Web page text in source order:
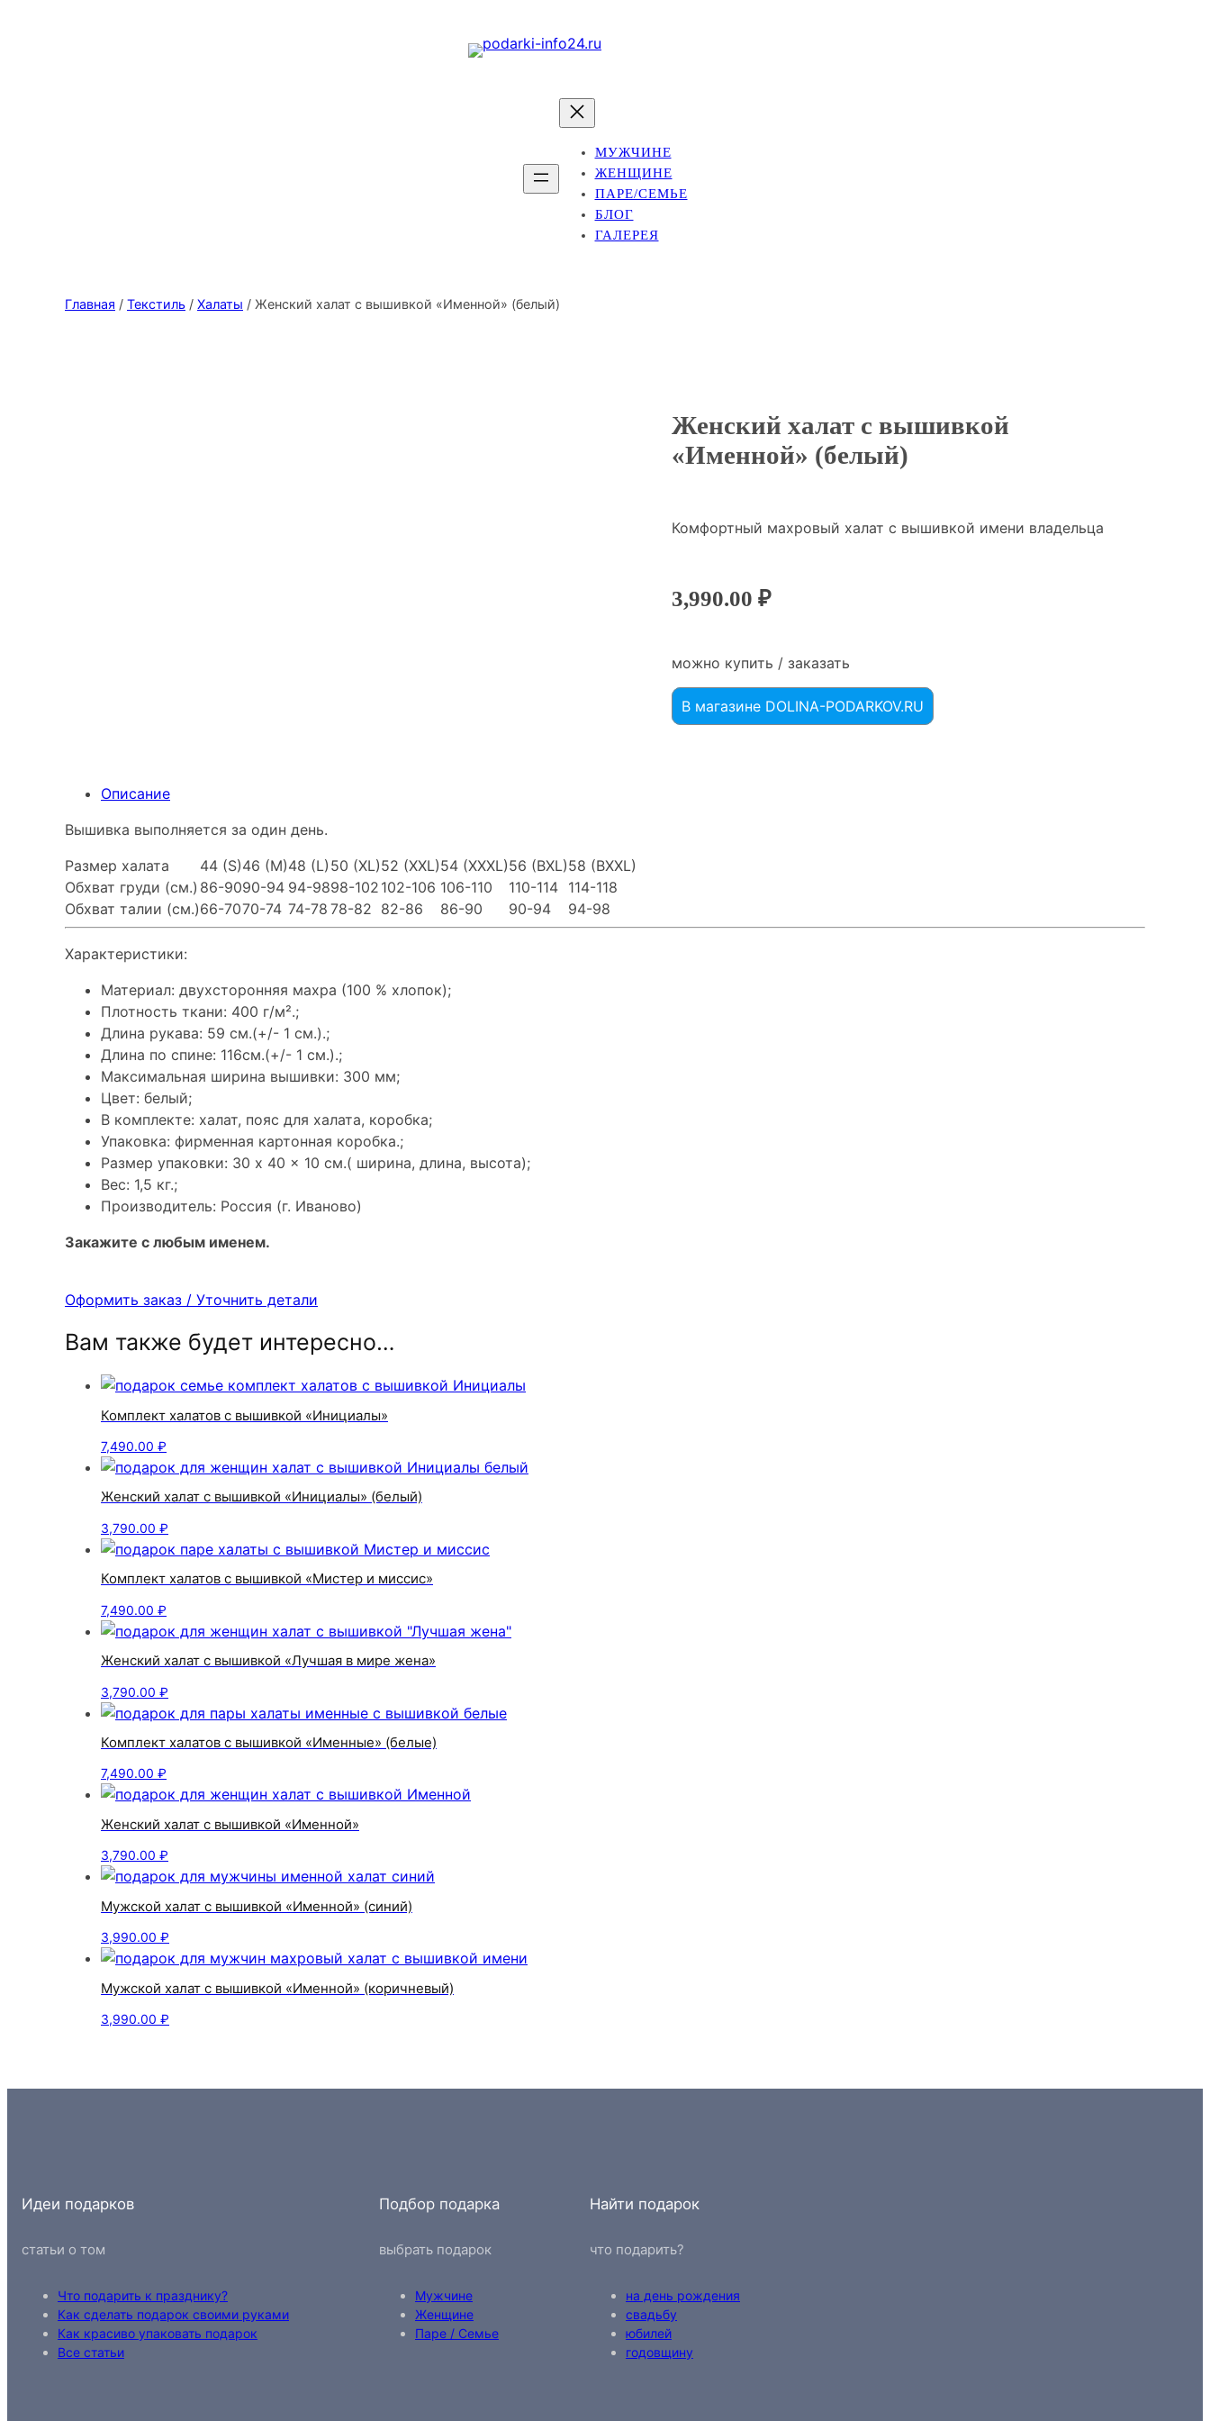
МУЖЧИНЕ
ЖЕНЩИНЕ
ПАРЕ/СЕМЬЕ
БЛОГ
ГАЛЕРЕЯ
Главная / Текстиль / Халаты / Женский халат с вышивкой «Именной» (белый)
Женский халат с вышивкой
«Именной» (белый)
Комфортный махровый халат с вышивкой имени владельца
3,990.00₽
можно купить / заказать
В магазине DOLINA-PODARKOV.RU
Описание
Вышивка выполняется за один день.
Размер халата
44 (S)46 (M)48 (L) 50 (XL)52 (XXL)54 (XXXL)56 (BXL)58 (BXXL)
Обхват груди (см.) 86-9090-94 94-9898-102 102-106 106-110 110-114 114-118
Обхват талии (см.)66-7070-74 74-78 78-82 82-86 86-90 90-94 94-98
Характеристики:
Материал: двухсторонняя махра (100 % хлопок);
Плотность ткани: 400 г/м².;
Длина рукава: 59 см.(+/- 1 см.).;
Длина по спине: 116см.(+/- 1 см.).;
Максимальная ширина вышивки: 300 мм;
Цвет: белый;
В комплекте: халат, пояс для халата, коробка;
Упаковка: фирменная картонная коробка.;
Размер упаковки: 30 x 40 x 10 см.( ширина, длина, высота);
Вес: 1,5 кг.;
Производитель: Россия (г. Иваново)
Закажите с любым именем.
Оформить заказ / Уточнить детали
Вам также будет интересно…
Комплект халатов с вышивкой «Инициалы»
7,490.00 ₽
Женский халат с вышивкой «Инициалы» (белый)
3,790.00 ₽
Комплект халатов с вышивкой «Мистер и миссис»
7,490.00 ₽
Женский халат с вышивкой «Лучшая в мире жена»
3,790.00 ₽
Комплект халатов с вышивкой «Именные» (белые)
7,490.00 ₽
Женский халат с вышивкой «Именной»
3,790.00 ₽
Мужской халат с вышивкой «Именной» (синий)
3,990.00 ₽
Мужской халат с вышивкой «Именной» (коричневый)
3,990.00 ₽
Идеи подарков
статьи о том
Что подарить к празднику?
Как сделать подарок своими руками
Как красиво упаковать подарок
Все статьи
Подбор подарка
выбрать подарок
Мужчине
Женщине
Паре / Семье
Найти подарок
что подарить?
на день рождения
свадьбу
юбилей
годовщину